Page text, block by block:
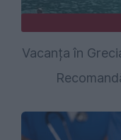
Vacanța în